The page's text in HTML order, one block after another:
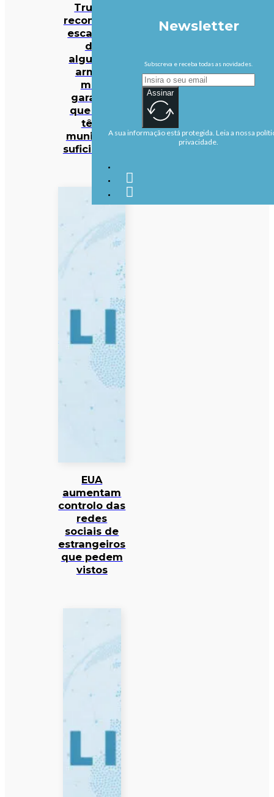
Trump
reconhece
escassez
de
algumas
armas
mas
garante
que EUA
têm
munições
suficientes
EUA
aumentam
controlo das
redes
sociais de
estrangeiros
que pedem
vistos
Newsletter
Subscreva e receba todas as novidades.
Assinar
A sua informação está protegida. Leia a nossa
privacidade.